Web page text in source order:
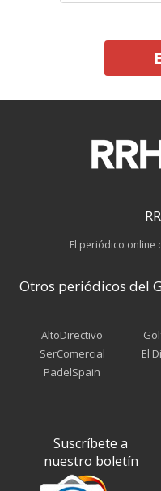
El periódico online
Otros periódicos del
AltoDirectivo
SerComercial
PadelSpain
El
Suscríbete a
nuestro boletín